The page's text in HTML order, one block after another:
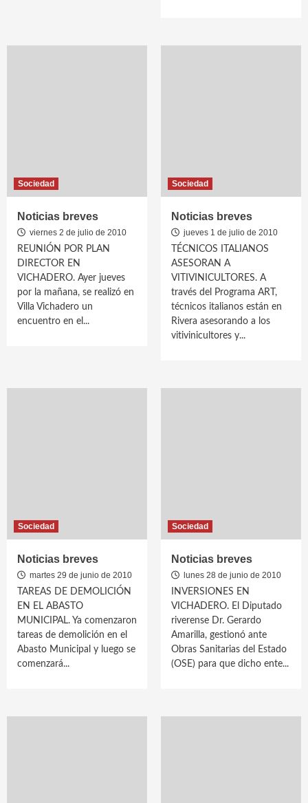
Sociedad
Noticias breves
viernes 2 de julio de 2010
REUNIÓN POR PLAN
DIRECTOR EN
VICHADERO. Ayer jueves
por la mañana, se realizó en
Villa Vichadero un
encuentro en el...
Sociedad
Noticias breves
jueves 1 de julio de 2010
TÉCNICOS ITALIANOS
ASESORAN A
VITIVINICULTORES. A
través del Programa ART,
técnicos italianos están en
Rivera asesorando a los
vitivinicultores y...
Sociedad
Noticias breves
martes 29 de junio de 2010
TAREAS DE DEMOLICIÓN
EN EL ABASTO
MUNICIPAL. Ya comenzaron
tareas de demolición en el
Abasto Municipal y luego se
comenzará...
Sociedad
Noticias breves
lunes 28 de junio de 2010
INVERSIONES EN
VICHADERO. El Diputado
riverense Dr. Gerardo
Amarilla, gestionó ante
Obras Sanitarias del Estado
(OSE) para que dicho ente...